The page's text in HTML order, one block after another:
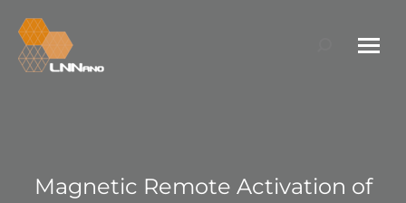
Search:
Magnetic Remote Activation of